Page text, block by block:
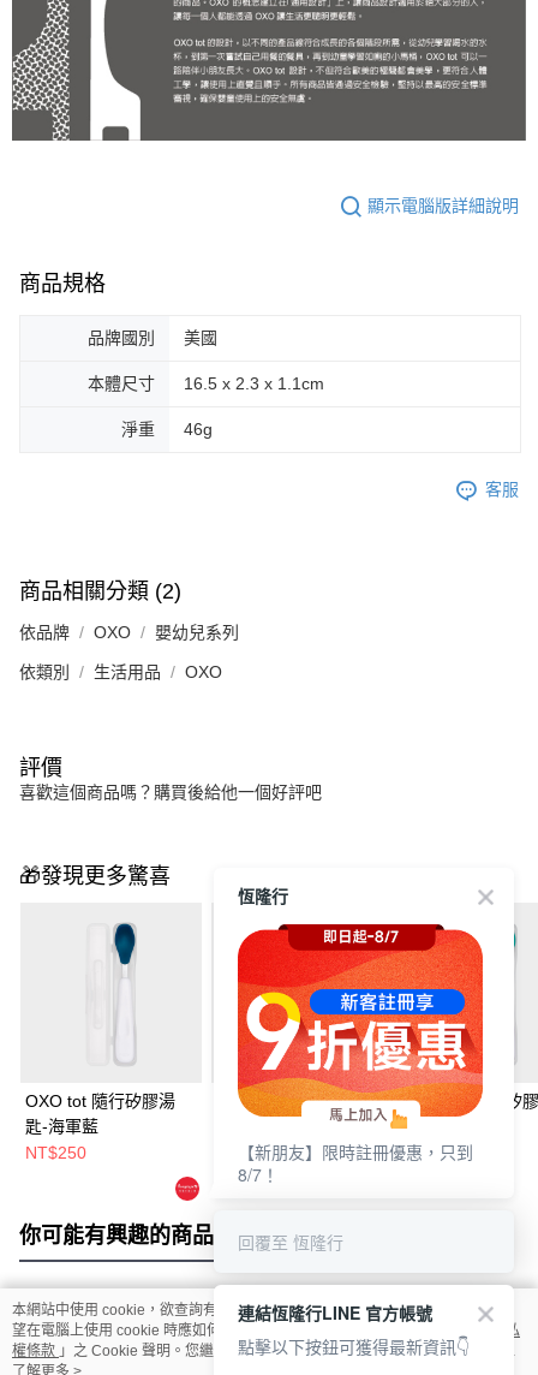
顯示電腦版詳細說明
商品規格
品牌國別 美國
本體尺寸 16.5 x 2.3 x 1.1cm
淨重 46g
客服
商品相關分類 (2)
依品牌 OXO 嬰幼兒系列
依類別 生活用品 OXO
評價
喜歡這個商品嗎？購買後給他一個好評吧
🎁發現更多驚喜
OXO tot 隨行矽膠湯
匙-海軍藍
NT$250
OXO tot 矽膠湯匙組-
NT$290
OXO tot 隨行矽
匙-靚藍綠
NT$250
你可能有興趣的商品 全站排行
熱門標籤
本網站中使用 cookie，欲查詢有關本網站使用 cookie 方式之詳情，及若您不希
望在電腦上使用 cookie 時應如何變更電腦的 cookie 設定，請參閱本網站「
隱私
權條款 」之 Cookie 聲明。您繼續使用本網站即表示您同意本公司得按本網站使
用條款之 Cookie 聲明使用 cookie。
了解更多 >
恆隆行
【新朋友】限時註冊優惠，只到
8/7！
回覆至 恆隆行
連結恆隆行LINE 官方帳號
點擊以下按鈕可獲得最新資訊👇